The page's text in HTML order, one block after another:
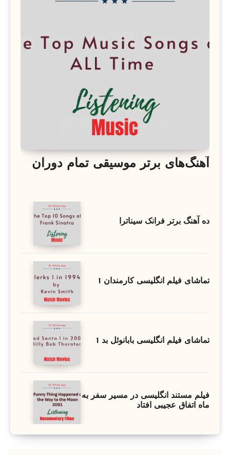
آهنگ‌های برتر موسیقی تمام دوران
ده آهنگ برتر فرانک سیناترا
تماشای فیلم انگلیسی کارمندان 1
تماشای فیلم انگلیسی بابانوئل بد 1
فیلم مستند انگلیسی در مسیر سفر به
ماه اتفاق عجیبی افتاد